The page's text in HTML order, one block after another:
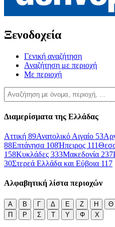
Ξενοδοχεία
Γενική αναζήτηση
Αναζήτηση με περιοχή
Με περιοχή
Διαμερίσματα της Ελλάδας
Αττική 89Ανατολικό Αιγαίο 53
88Επτάνησα 108Ήπειρος 111
158Κυκλάδες 333Μακεδονία 237
30Στερεά Ελλάδα και Εύβοια 117
Αλφαβητική λίστα περιοχών
Α Β Γ Δ Ε Ζ Η Θ
Π
Ρ Σ Τ Υ Φ Χ